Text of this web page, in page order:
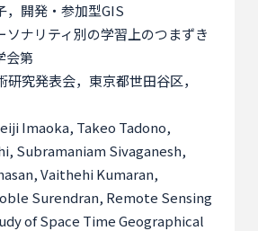
，開発・参加型GIS
ソナリティ別の学習上のつまずき
会第
研究発表会，東京都世田谷区，
Imaoka, Takeo Tadono,
Subramaniam Sivaganesh,
Vaithehi Kumaran,
Surendran, Remote Sensing
of Space Time Geographical